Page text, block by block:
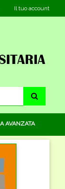
Il tuo account
AVANZATA